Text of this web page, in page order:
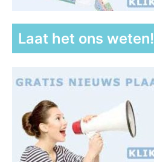
Laat het ons weten!